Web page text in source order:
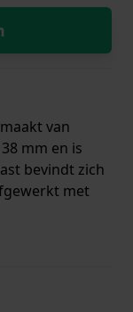
van
mm en is
bevindt zich
met